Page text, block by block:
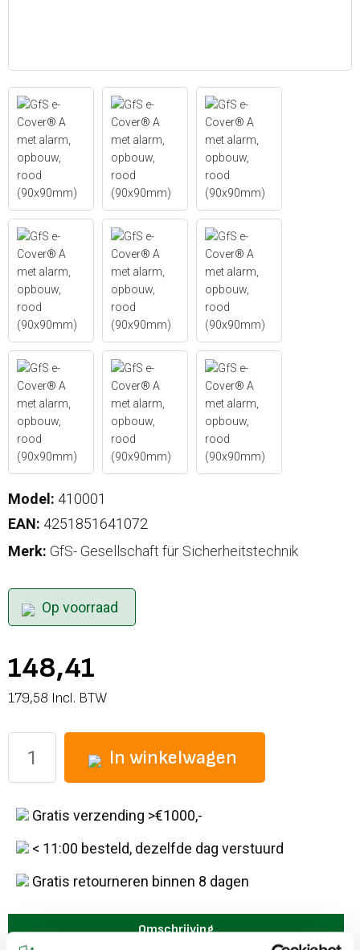
Model: 410001
EAN: 4251851641072
Merk: GfS- Gesellschaft für Sicherheitstechnik
Op voorraad
148,41
179,58 Incl. BTW
In winkelwagen
Gratis verzending >€1000,-
< 11:00 besteld, dezelfde dag verstuurd
Gratis retourneren binnen 8 dagen
Omschrijving